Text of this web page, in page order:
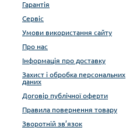
Гарантія
Сервіс
Умови використання сайту
Про нас
Інформація про доставку
Захист і обробка персональних
даних
Договір публічної оферти
Правила повернення товару
Зворотній зв’язок